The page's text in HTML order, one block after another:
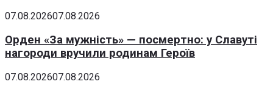
07.08.202607.08.2026
Орден «За мужність» — посмертно: у Славуті
нагороди вручили родинам Героїв
07.08.202607.08.2026